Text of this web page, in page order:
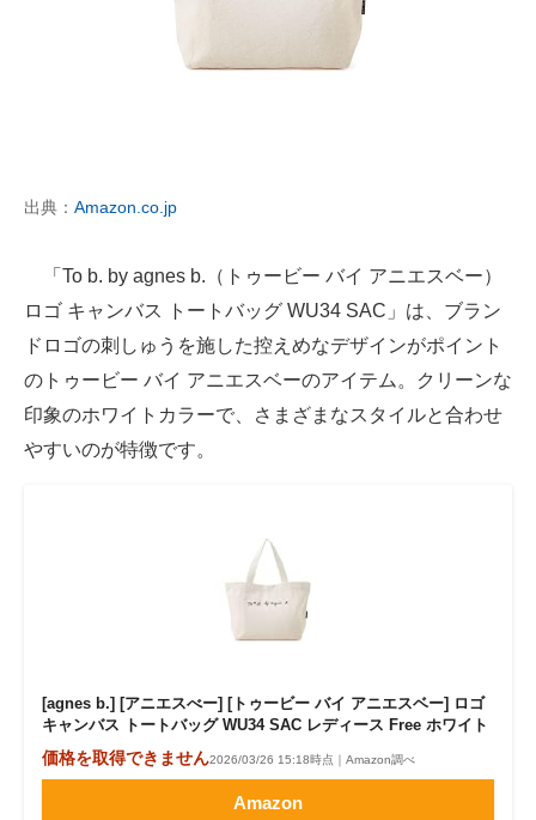
出典： Amazon.co.jp
「To b. by agnes b.（トゥービー バイ アニエスベー）
ロゴ キャンバス トートバッグ WU34 SAC」は、ブラン
ドロゴの刺しゅうを施した控えめなデザインがポイント
のトゥービー バイ アニエスベーのアイテム。クリーンな
印象のホワイトカラーで、さまざまなスタイルと合わせ
やすいのが特徴です。
[agnes b.] [アニエスべー] [トゥービー バイ アニエスベー] ロゴ
キャンバス トートバッグ WU34 SAC レディース Free ホワイト
価格を取得できません2026/03/26 15:18時点｜Amazon調べ
Amazon